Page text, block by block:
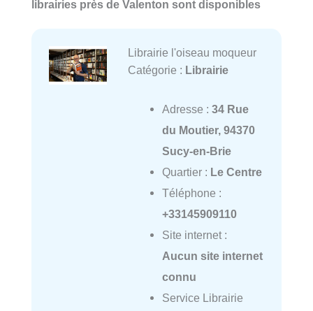
librairies près de Valenton sont disponibles
Librairie l'oiseau moqueur
Catégorie : Librairie
Adresse : 34 Rue
du Moutier, 94370
Sucy-en-Brie
Quartier : Le Centre
Téléphone :
+33145909110
Site internet :
Aucun site internet
connu
Service Librairie